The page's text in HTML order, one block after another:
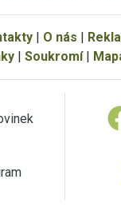
| O nás |
| Soukromí|